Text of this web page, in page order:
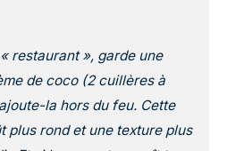
restaurant », garde une
de coco (2 cuillères à
la hors du feu. Cette
plus rond et une texture plus